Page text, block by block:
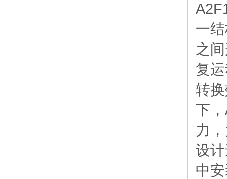
一
之
复
转
下
力
设
中